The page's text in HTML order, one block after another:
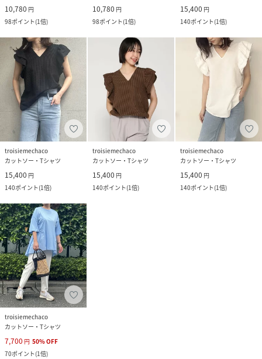
10,780 円
98ポイント(1倍)
10,780 円
98ポイント(1倍)
15,400 円
140ポイント(1倍)
troisiemechaco
カットソー・Tシャツ
15,400 円
140ポイント(1倍)
troisiemechaco
カットソー・Tシャツ
15,400 円
140ポイント(1倍)
troisiemechaco
カットソー・Tシャツ
15,400 円
140ポイント(1倍)
troisiemechaco
カットソー・Tシャツ
7,700 円 50%OFF
70ポイント(1倍)